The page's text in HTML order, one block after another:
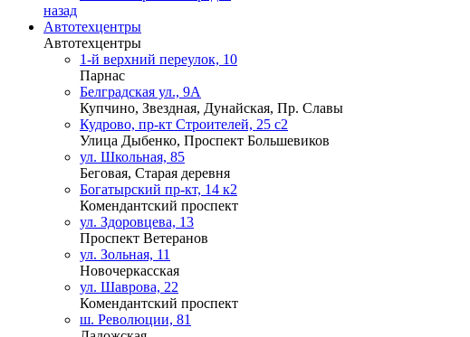
назад
Автотехцентры
Автотехцентры
1-й верхний переулок, 10
Парнас
Белградская ул., 9А
Купчино, Звездная, Дунайская, Пр. Славы
Кудрово, пр-кт Строителей, 25 с2
Улица Дыбенко, Проспект Большевиков
ул. Школьная, 85
Беговая, Старая деревня
Богатырский пр-кт, 14 к2
Комендантский проспект
ул. Здоровцева, 13
Проспект Ветеранов
ул. Зольная, 11
Новочеркасская
ул. Шаврова, 22
Комендантский проспект
ш. Революции, 81